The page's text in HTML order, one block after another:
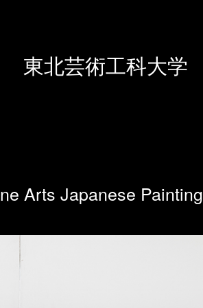
東北芸術工科大学
Arts Japanese Painting